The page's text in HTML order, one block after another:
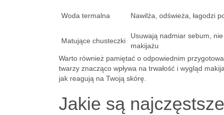
Woda termalna Nawilża, odświeża, łagodzi
Matujące chusteczki
Usuwają nadmiar sebum,
makijażu
Warto również pamiętać o odpowiednim
twarzy znacząco wpływa na trwałość i wygląd
jak reagują na Twoją skórę.
Jakie są